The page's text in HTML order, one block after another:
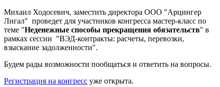
Михаил Ходосевич, заместить директора ООО "Арцингер
Лигал" проведет для участников конгресса мастер-класс по
теме "Неденежные способы прекращения обязательств" в
рамках сессии "ВЭД-контракты: расчеты, перевозки,
взыскание задолженности".
Будем рады возможности пообщаться и ответить на вопросы.
Регистрация на конгресс уже открыта.